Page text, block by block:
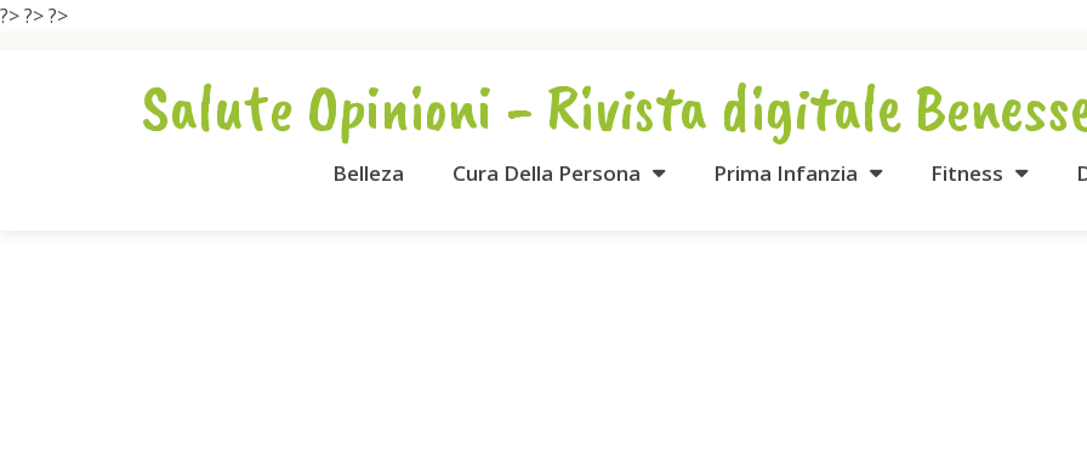
?>?>?>
Salute Opinioni - Rivista digitale
Belleza Cura Della Persona Prima Infanzia Fitness